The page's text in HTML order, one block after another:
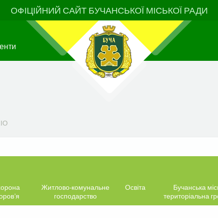
ОФІЦІЙНИЙ САЙТ БУЧАНСЬКОЇ МІСЬКОЇ РАДИ
Житлово-комунальне
господарство
Освіта
Бучанська
територіальна